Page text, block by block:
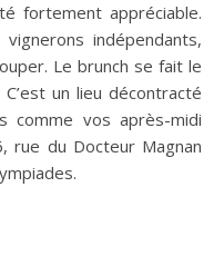
fortement appréciable.
indépendants,
Le brunch se fait le
un lieu décontracté
comme vos après-midi
rue du Docteur Magnan